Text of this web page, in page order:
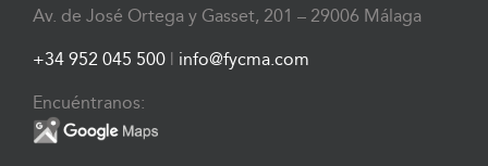
Av. de José Ortega y Gasset, 201 – 29006 Málaga
+34 952 045 500 | info@fycma.com
Encuéntranos: